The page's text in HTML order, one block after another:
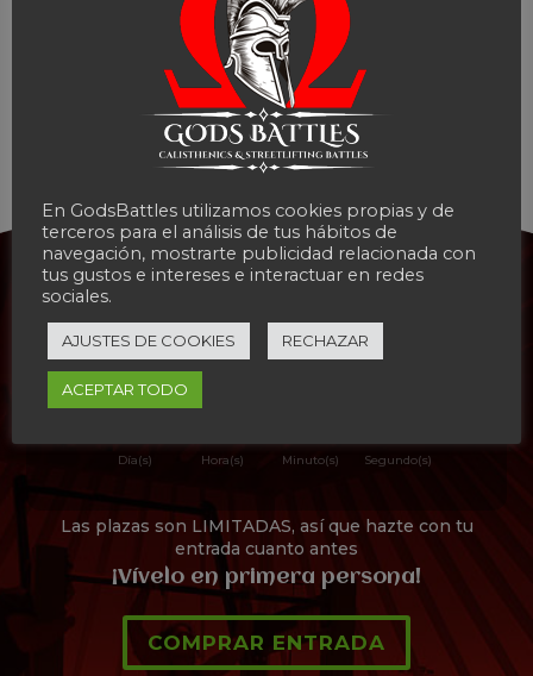
Programa de calistenia de Gods battles
Comentarios recientes
Corre a apuntarte y no dejes
escapar esta oportunidad
Día(s) Hora(s) Minuto(s) Segundo(s)
Las plazas son LIMITADAS, así que hazte con tu
entrada cuanto antes
¡Vívelo en primera persona!
COMPRAR ENTRADA
En GodsBattles utilizamos cookies propias y de
terceros para el análisis de tus hábitos de
navegación, mostrarte publicidad relacionada con
tus gustos e intereses e interactuar en redes
sociales.
AJUSTES DE COOKIES RECHAZAR
ACEPTAR TODO